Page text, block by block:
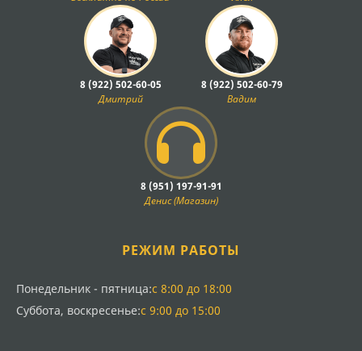
8 (922) 502-60-05
Дмитрий
8 (922) 502-60-79
Вадим
8 (951) 197-91-91
Денис (Магазин)
РЕЖИМ РАБОТЫ
Понедельник - пятница:с 8:00 до 18:00
Суббота, воскресенье:с 9:00 до 15:00